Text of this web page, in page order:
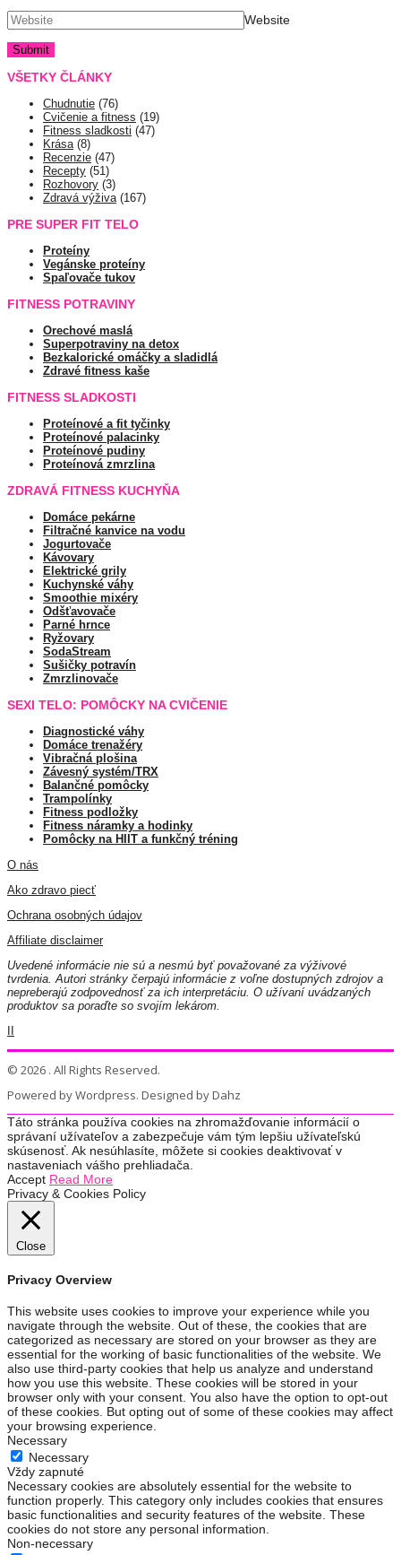
Website
VŠETKY ČLÁNKY
Chudnutie (76)
Cvičenie a fitness (19)
Fitness sladkosti (47)
Krása(8)
Recenzie (47)
Recepty (51)
Rozhovory (3)
Zdravá výživa(167)
PRE SUPER FIT TELO
Proteíny
Vegánske proteíny
Spaľovače tukov
FITNESS POTRAVINY
Orechové maslá
Superpotraviny na detox
Bezkalorické omáčky a sladidlá
Zdravé fitness kaše
FITNESS SLADKOSTI
Proteínové a fit tyčinky
Proteínové palacinky
Proteínové pudiny
Proteínová zmrzlina
ZDRAVÁ FITNESS KUCHYŇA
Domáce pekárne
Filtračné kanvice na vodu
Jogurtovače
Kávovary
Elektrické grily
Kuchynské váhy
Smoothie mixéry
Odšťavovače
Parné hrnce
Ryžovary
SodaStream
Sušičky potravín
Zmrzlinovače
SEXI TELO: POMÔCKY NA CVIČENIE
Diagnostické váhy
Domáce trenažéry
Vibračná plošina
Závesný systém/TRX
Balančné pomôcky
Trampolínky
Fitness podložky
Fitness náramky a hodinky
Pomôcky na HIIT a funkčný tréning
O nás
Ako zdravo piecť
Ochrana osobných údajov
Affiliate disclaimer
Uvedené informácie nie sú a nesmú byť považované za výživové
tvrdenia. Autori stránky čerpajú informácie z voľne dostupných zdrojov a
nepreberajú zodpovednosť za ich interpretáciu. O užívaní uvádzaných
produktov sa poraďte so svojím lekárom.
© 2026 . All Rights Reserved.
Powered by Wordpress. Designed by Dahz
Táto stránka používa cookies na zhromažďovanie informácií o
správaní užívateľov a zabezpečuje vám tým lepšiu užívateľskú
skúsenosť. Ak nesúhlasíte, môžete si cookies deaktivovať v
nastaveniach vášho prehliadača.
Accept Read More
Privacy & Cookies Policy
Close
Privacy Overview
This website uses cookies to improve your experience while you
navigate through the website. Out of these, the cookies that are
categorized as necessary are stored on your browser as they are
essential for the working of basic functionalities of the website. We
also use third-party cookies that help us analyze and understand
how you use this website. These cookies will be stored in your
browser only with your consent. You also have the option to opt-out
of these cookies. But opting out of some of these cookies may affect
your browsing experience.
Necessary
Necessary
Vždy zapnuté
Necessary cookies are absolutely essential for the website to
function properly. This category only includes cookies that ensures
basic functionalities and security features of the website. These
cookies do not store any personal information.
Non-necessary